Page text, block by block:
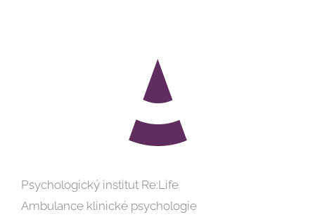
Psychologický institut Re:Life
Ambulance klinické psychologie